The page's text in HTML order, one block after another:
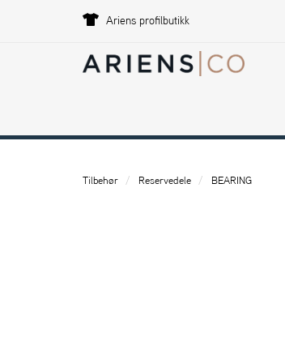
Ariens profilbutikk
Tilbehør Reservedele BEARING